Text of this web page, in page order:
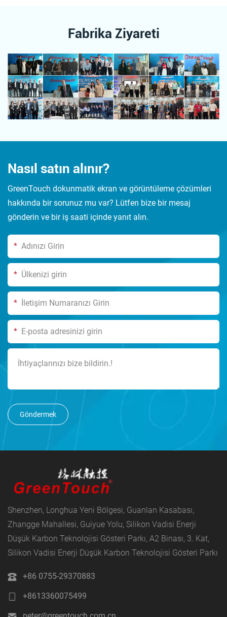
Fabrika Ziyareti
Nasıl satın alınır?
GreenTouch dokunmatik ekran ve görüntüleme çözümleri
hakkında bir sorunuz mu var? Lütfen bize bir mesaj
gönderin ve bir iş saati içinde yanıt alın.
*
*
*
*
Göndermek
Shenzhen, Longhua Yeni Bölgesi, Guanlan Kasabası,
Zhangge Mahallesi, Guiyue Yolu, Silikon Vadisi Enerji
Düşük Karbon Teknolojisi Gösteri Parkı, A2 Binası, 3. Kat,
Silikon Vadisi Enerji Düşük Karbon Teknolojisi Gösteri Parkı
+86 0755-29370883
+8613360075499